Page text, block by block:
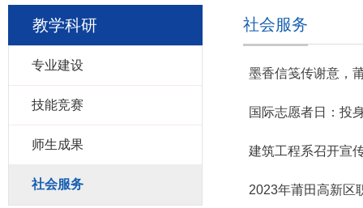
教学科研
专业建设
技能竞赛
师生成果
社会服务
社会服务
墨香信笺传谢意，
国际志愿者日：投
建筑工程系召开宣
2023年莆田高新区